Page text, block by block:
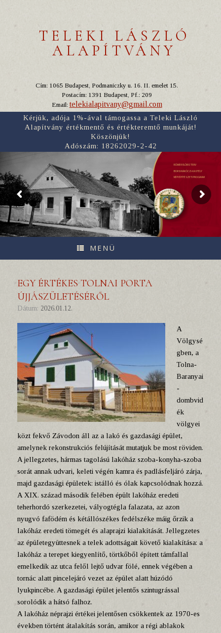
TELEKI LÁSZLÓ
ALAPÍTVÁNY
Cím: 1065 Budapest, Podmaniczky u. 16. II. emelet 15.
Postacím: 1391 Budapest, Pf.: 209
Email:telekialapitvany@gmail.com
Kérjük, adója 1%-ával támogassa a Teleki László
Alapítvány értékmentő és értékteremtő munkáját!
Köszönjük!
Adószám: 18262029-2-42
RÓMER FLÓRIS TERV
BORSI RÁKÓCZI-KASTÉLY
NÉPI ÉPÍTÉSZETI PROGRAM
MENÜ
EGY ÉRTÉKES TOLNAI PORTA
ÚJJÁSZÜLETÉSÉRŐL
Dátum: 2026.01.12.
A
Völgysé
gben, a
Tolna-
Baranyai
-
dombvid
ék
völgyei
közt fekvő Závodon áll az a lakó és gazdasági épület,
amelynek rekonstrukciós felújítását mutatjuk be most röviden.
A jellegzetes, hármas tagolású lakóház szoba-konyha-szoba
sorát annak udvari, keleti végén kamra és padlásfeljáró zárja,
majd gazdasági épületek: istálló és ólak kapcsolódnak hozzá.
A XIX. század második felében épült lakóház eredeti
teherhordó szerkezetei, vályogtégla falazata, az azon
nyugvó fafödém és kétállószékes fedélszéke máig őrzik a
lakóház eredeti tömegét és alaprajzi kialakítását. Jellegzetes
az épületegyüttesnek a telek adottságait követő kialakítása: a
lakóház a terepet kiegyenlítő, törtkőből épített támfallal
emelkedik az utca felől lejtő udvar fölé, ennek végében a
tornác alatt pincelejáró vezet az épület alatt húzódó
lyukpincébe. A gazdasági épület jelentős szintugrással
sorolódik a hátsó falhoz.
A lakóház néprajzi értékei jelentősen csökkentek az 1970-es
években történt átalakítás során, amikor a régi ablakok